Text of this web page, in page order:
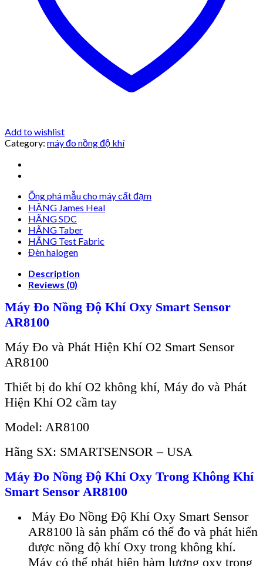
Add to wishlist
Category: máy đo nồng độ khí
Ống phá mẫu cho máy cất đạm
HÃNG James Heal
HÃNG SDC
HÃNG Taber
HÃNG Test Fabric
Đèn halogen
Description
Reviews (0)
Máy Đo Nồng Độ Khí Oxy Smart Sensor
AR8100
Máy Đo và Phát Hiện Khí O2 Smart Sensor
AR8100
Thiết bị đo khí O2 không khí, Máy đo và Phát
Hiện Khí O2 cầm tay
Model: AR8100
Hãng SX: SMARTSENSOR – USA
Máy Đo Nồng Độ Khí Oxy Trong Không Khí
Smart Sensor AR8100
Máy Đo Nồng Độ Khí Oxy Smart Sensor
AR8100 là sản phẩm có thể đo và phát hiển
được nồng độ khí Oxy trong không khí.
Máy có thể phát hiện hàm lượng oxy trong